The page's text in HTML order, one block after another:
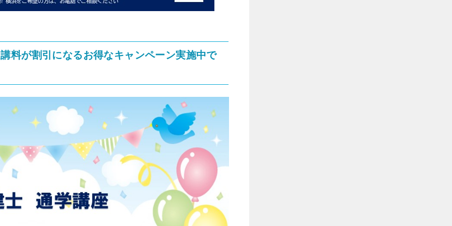
が割引になるお得なキャンペーン実施中で